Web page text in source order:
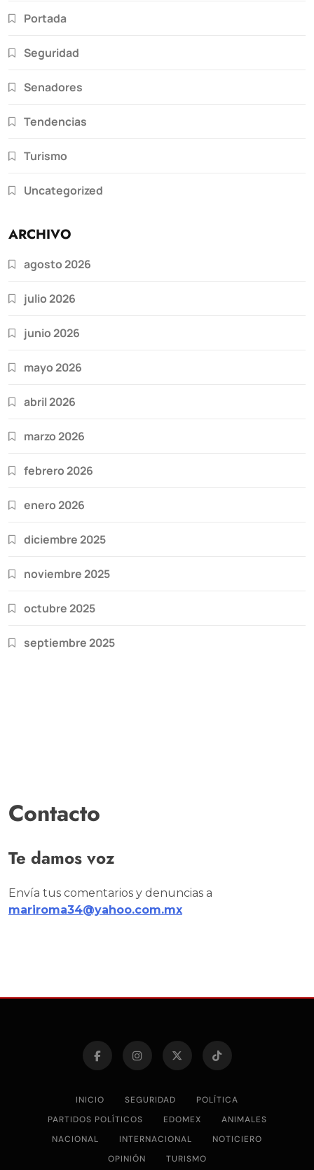
Portada
Seguridad
Senadores
Tendencias
Turismo
Uncategorized
ARCHIVO
agosto 2026
julio 2026
junio 2026
mayo 2026
abril 2026
marzo 2026
febrero 2026
enero 2026
diciembre 2025
noviembre 2025
octubre 2025
septiembre 2025
Contacto
Te damos voz
Envía tus comentarios y denuncias a
mariroma34@yahoo.com.mx
INICIO SEGURIDAD
POLÍTICA
PARTIDOS POLÍTICOS
EDOMEX
ANIMALES
NACIONAL
INTERNACIONAL
NOTICIERO
OPINIÓN
TURISMO